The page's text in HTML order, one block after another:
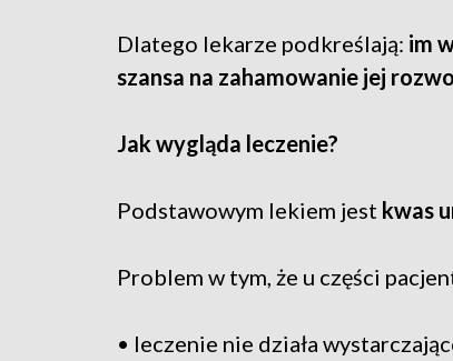
Dlatego lekarze podkreślają: im
szansa na zahamowanie jej
Jak wygląda leczenie?
Podstawowym lekiem jest kwas
Problem w tym, że u części
• leczenie nie działa